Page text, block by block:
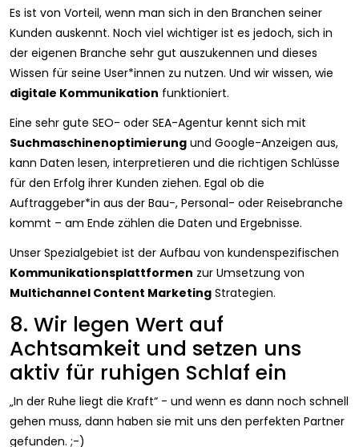
Es ist von Vorteil, wenn man sich in den Branchen seiner
Kunden auskennt. Noch viel wichtiger ist es jedoch, sich in
der eigenen Branche sehr gut auszukennen und dieses
Wissen für seine User*innen zu nutzen. Und wir wissen, wie
digitale Kommunikation funktioniert.
Eine sehr gute SEO- oder SEA-Agentur kennt sich mit
Suchmaschinenoptimierung und Google-Anzeigen aus,
kann Daten lesen, interpretieren und die richtigen Schlüsse
für den Erfolg ihrer Kunden ziehen. Egal ob die
Auftraggeber*in aus der Bau-, Personal- oder Reisebranche
kommt – am Ende zählen die Daten und Ergebnisse.
Unser Spezialgebiet ist der Aufbau von kundenspezifischen
Kommunikationsplattformen zur Umsetzung von
Multichannel Content Marketing Strategien.
8. Wir legen Wert auf
Achtsamkeit und setzen uns
aktiv für ruhigen Schlaf ein
„In der Ruhe liegt die Kraft“ - und wenn es dann noch schnell
gehen muss, dann haben sie mit uns den perfekten Partner
gefunden. ;-)